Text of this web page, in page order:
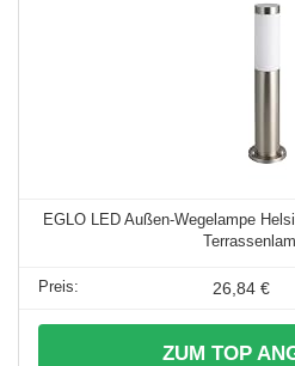
EGLO LED Außen-Wegelampe
26,84 €
ZUM TOP